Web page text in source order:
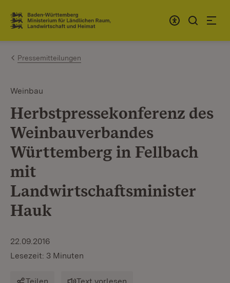
Zum Inhalt springen
Link zur Startseite
Pressemitteilungen
Weinbau
Herbstpressekonferenz des
Weinbauverbandes
Württemberg in Fellbach
mit
Landwirtschaftsminister
Hauk
22.09.2016
Lesezeit: 3 Minuten